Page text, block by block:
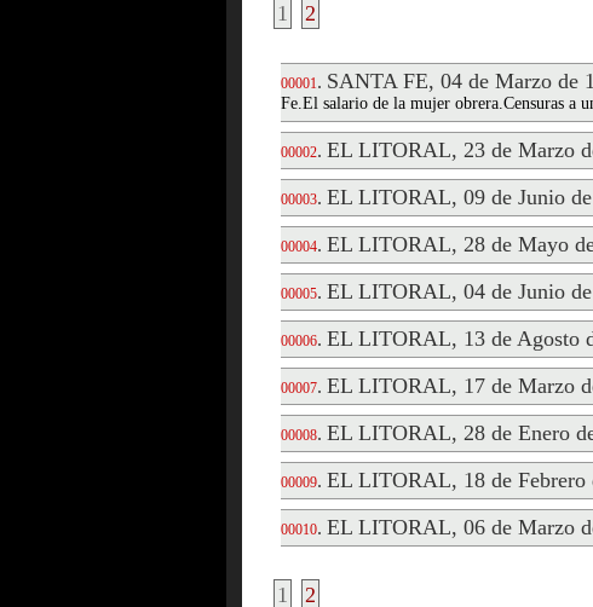
1 2
00001. SANTA FE, 04 de Marzo de
Fe.El salario de la mujer obrera.Censuras a
00002. EL LITORAL, 23 de Marzo
00003. EL LITORAL, 09 de Junio
00004. EL LITORAL, 28 de Mayo
00005. EL LITORAL, 04 de Junio
00006. EL LITORAL, 13 de Agosto
00007. EL LITORAL, 17 de Marzo
00008. EL LITORAL, 28 de Enero
00009. EL LITORAL, 18 de Febrero
00010. EL LITORAL, 06 de Marzo
1 2